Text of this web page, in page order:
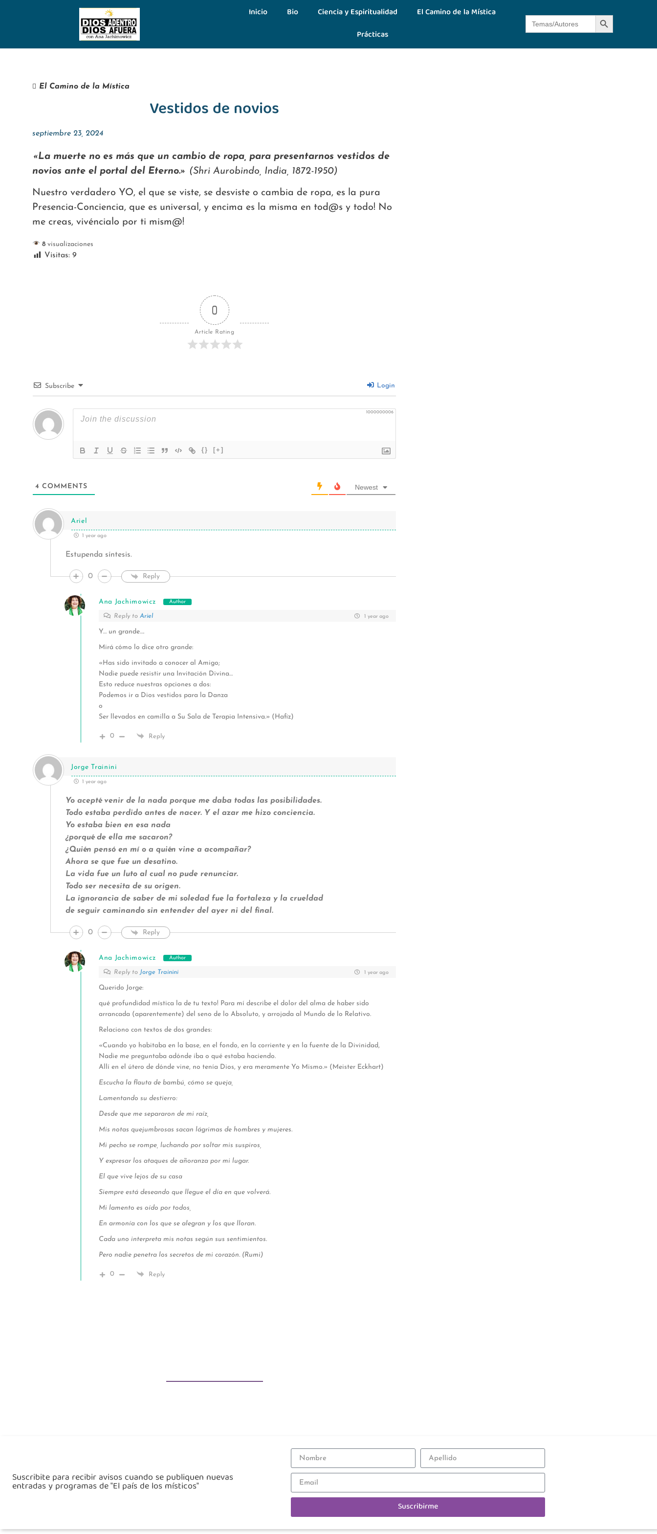
Inicio Bio Ciencia y Espiritualidad
El Camino de la Mística
Prácticas
Botón de
El Camino de la Mística
Vestidos de novios
septiembre 23, 2024
«La muerte no es más que un cambio de ropa, para presentarnos vestidos de
novios ante el portal del Eterno.» (Shri Aurobindo, India, 1872-1950)
Nuestro verdadero YO, el que se viste, se desviste o cambia de ropa, es la pura
Presencia-Conciencia, que es universal, y encima es la misma en tod@s y todo! No
me creas, vivéncialo por ti mism@!
8visualizaciones
Visitas: 9
0
Article Rating
Subscribe Login
1000000006
{} [+]
4 COMMENTS Newest
Ariel
1 year ago
Estupenda síntesis.
0 Reply
Ana Jachimowicz Author
Reply to Ariel 1 year ago
Y… un grande….
Mirá cómo lo dice otro grande:
«Has sido invitado a conocer al Amigo;
Nadie puede resistir una Invitación Divina…
Esto reduce nuestras opciones a dos:
Podemos ir a Dios vestidos para la Danza
o
Ser llevados en camilla a Su Sala de Terapia Intensiva.» (Hafiz)
0 Reply
Jorge Trainini
1 year ago
Yo acepté venir de la nada porque me daba todas las posibilidades.
Todo estaba perdido antes de nacer. Y el azar me hizo conciencia.
Yo estaba bien en esa nada
¿porqué de ella me sacaron?
¿Quién pensó en mí o a quién vine a acompañar?
Ahora se que fue un desatino.
La vida fue un luto al cual no pude renunciar.
Todo ser necesita de su origen.
La ignorancia de saber de mi soledad fue la fortaleza y la crueldad
de seguir caminando sin entender del ayer ni del final.
0 Reply
Ana Jachimowicz Author
Reply to Jorge Trainini 1 year ago
Querido Jorge:
qué profundidad mística la de tu texto! Para mí describe el dolor del alma de haber sido
arrancada (aparentemente) del seno de lo Absoluto, y arrojada al Mundo de lo Relativo.
Relaciono con textos de dos grandes:
«Cuando yo habitaba en la base, en el fondo, en la corriente y en la fuente de la Divinidad,
Nadie me preguntaba adónde iba o qué estaba haciendo.
Allí en el útero de dónde vine, no tenía Dios, y era meramente Yo Mismo.» (Meister Eckhart)
Escucha la flauta de bambú, cómo se queja,
Lamentando su destierro:
Desde que me separaron de mi raíz,
Mis notas quejumbrosas sacan lágrimas de hombres y mujeres.
Mi pecho se rompe, luchando por soltar mis suspiros,
Y expresar los ataques de añoranza por mi lugar.
El que vive lejos de su casa
Siempre está deseando que llegue el día en que volverá.
Mi lamento es oído por todos,
En armonía con los que se alegran y los que lloran.
Cada uno interpreta mis notas según sus sentimientos.
Pero nadie penetra los secretos de mi corazón. (Rumi)
0 Reply
Suscribite para recibir avisos cuando se publiquen nuevas
entradas y programas de "El país de los místicos"
Suscribirme